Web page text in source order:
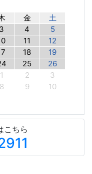
金
土
3 4
5
11
12
18
19
25
26
1 2
3
8 9 10
こちら